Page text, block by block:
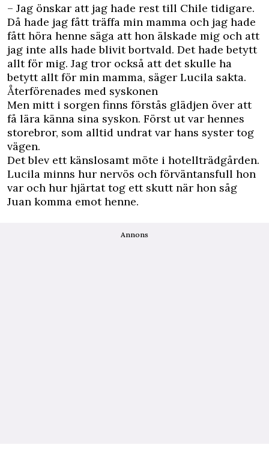
– Jag önskar att jag hade rest till Chile tidigare.
Då hade jag fått träffa min mamma och jag hade
fått höra henne säga att hon älskade mig och att
jag inte alls hade blivit bortvald. Det hade betytt
allt för mig. Jag tror också att det skulle ha
betytt allt för min mamma, säger Lucila sakta.
Återförenades med syskonen
Men mitt i sorgen finns förstås glädjen över att
få lära känna sina syskon. Först ut var hennes
storebror, som alltid undrat var hans syster tog
vägen.
Det blev ett känslosamt möte i hotellträdgården.
Lucila minns hur nervös och förväntansfull hon
var och hur hjärtat tog ett skutt när hon såg
Juan komma emot henne.
Annons